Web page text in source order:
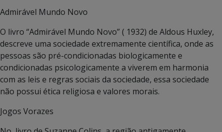
Admirável Mundo Novo
O livro “Admirável Mundo Novo” ( 1932) de Aldous Huxley,
descreve uma sociedade extremamente científica, onde as
pessoas são pré-condicionadas biologicamente e
condicionadas psicologicamente a viverem em harmonia
com as leis e regras sociais da sociedade, essa sociedade
não possui ética religiosa e valores morais.
Jogos Vorazes